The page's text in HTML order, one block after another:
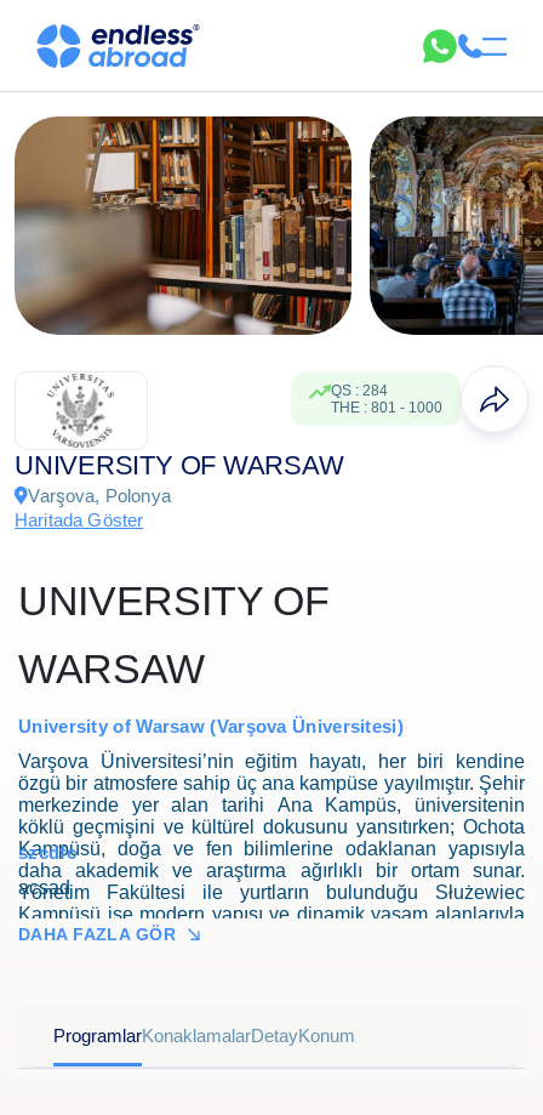
UNIVERSITY OF WARSAW
Varşova, Polonya
Haritada Göster
QS : 284
THE : 801 - 1000
UNIVERSITY OF
WARSAW
University of Warsaw (Varşova Üniversitesi)
Varşova Üniversitesi’nin eğitim hayatı, her biri kendine
özgü bir atmosfere sahip üç ana kampüse yayılmıştır. Şehir
merkezinde yer alan tarihi Ana Kampüs, üniversitenin
köklü geçmişini ve kültürel dokusunu yansıtırken; Ochota
Kampüsü, doğa ve fen bilimlerine odaklanan yapısıyla
daha akademik ve araştırma ağırlıklı bir ortam sunar.
Yönetim Fakültesi ile yurtların bulunduğu Służewiec
Kampüsü ise modern yapısı ve dinamik yaşam alanlarıyla
öne çıkar. Bu üç kampüs, bulundukları semtlerin karakterini
szcdfc
acsad
DAHA FAZLA GÖR
ProgramlarKonaklamalarDetayKonum